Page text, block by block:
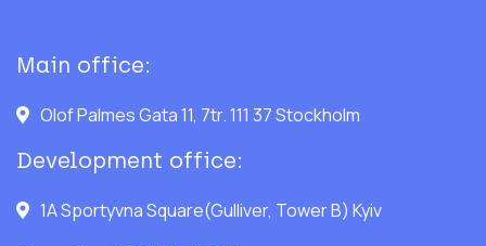
Main office:
Olof Palmes Gata 11, 7tr. 111 37 Stockholm
Development office:
1A Sportyvna Square(Gulliver, Tower B) Kyiv